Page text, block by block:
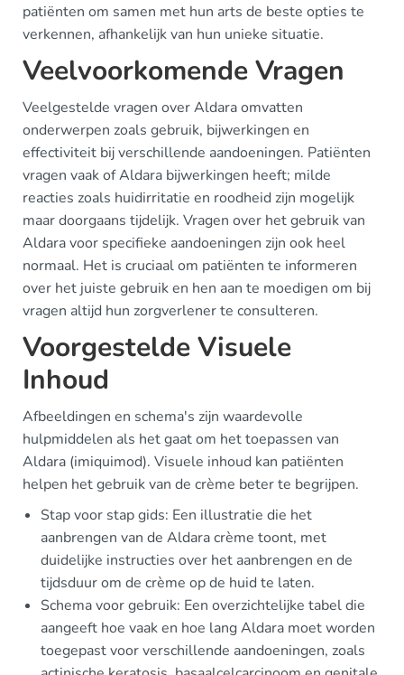
patiënten om samen met hun arts de beste opties te
verkennen, afhankelijk van hun unieke situatie.
Veelvoorkomende Vragen
Veelgestelde vragen over Aldara omvatten
onderwerpen zoals gebruik, bijwerkingen en
effectiviteit bij verschillende aandoeningen. Patiënten
vragen vaak of Aldara bijwerkingen heeft; milde
reacties zoals huidirritatie en roodheid zijn mogelijk
maar doorgaans tijdelijk. Vragen over het gebruik van
Aldara voor specifieke aandoeningen zijn ook heel
normaal. Het is cruciaal om patiënten te informeren
over het juiste gebruik en hen aan te moedigen om bij
vragen altijd hun zorgverlener te consulteren.
Voorgestelde Visuele
Inhoud
Afbeeldingen en schema's zijn waardevolle
hulpmiddelen als het gaat om het toepassen van
Aldara (imiquimod). Visuele inhoud kan patiënten
helpen het gebruik van de crème beter te begrijpen.
Stap voor stap gids: Een illustratie die het
aanbrengen van de Aldara crème toont, met
duidelijke instructies over het aanbrengen en de
tijdsduur om de crème op de huid te laten.
Schema voor gebruik: Een overzichtelijke tabel die
aangeeft hoe vaak en hoe lang Aldara moet worden
toegepast voor verschillende aandoeningen, zoals